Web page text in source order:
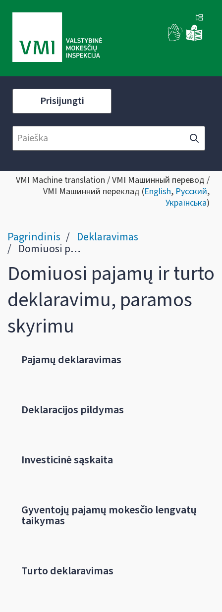
Prisijungti
VMI Machine translation / VMI Машинный перевод /
VMI Машинний переклад (English, Русский,
Українська)
Pagrindinis Deklaravimas
Domiuosi pajamų ir turto deklaravimu, paramos skyrimu
Domiuosi pajamų ir turto
deklaravimu, paramos
skyrimu
Pajamų deklaravimas
Deklaracijos pildymas
Investicinė sąskaita
Gyventojų pajamų mokesčio lengvatų
taikymas
Turto deklaravimas